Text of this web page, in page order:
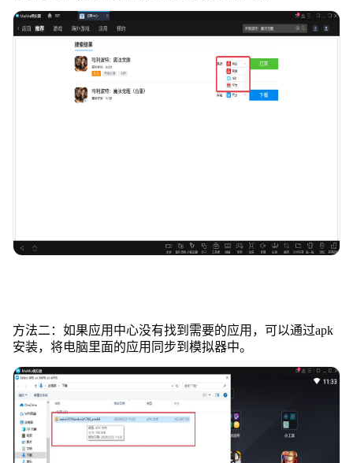
方法二：如果应用中心没有找到需要的应用，可以通过apk
安装，将电脑里面的应用同步到模拟器中。